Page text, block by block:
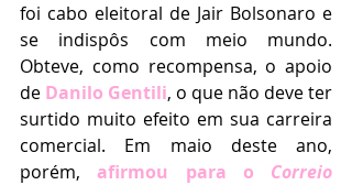
foi cabo eleitoral de Jair Bolsonaro e
se indispôs com meio mundo.
Obteve, como recompensa, o apoio
de Danilo Gentili, o que não deve ter
surtido muito efeito em sua carreira
comercial. Em maio deste ano,
porém, afirmou para o Correio